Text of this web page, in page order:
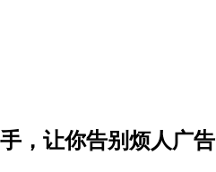
，让你告别烦人广告